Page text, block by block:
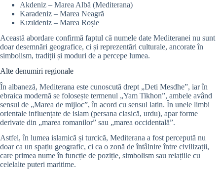
Akdeniz – Marea Albă (Mediterana)
Karadeniz – Marea Neagră
Kızıldeniz – Marea Roșie
Această abordare confirmă faptul că numele date Mediteranei nu sunt
doar desemnări geografice, ci și reprezentări culturale, ancorate în
simbolism, tradiții și moduri de a percepe lumea.
Alte denumiri regionale
În albaneză, Mediterana este cunoscută drept „Deti Mesdhe”, iar în
ebraica modernă se folosește termenul „Yam Tikhon”, ambele având
sensul de „Marea de mijloc”, în acord cu sensul latin. În unele limbi
orientale influențate de islam (persana clasică, urdu), apar forme
derivate din „marea romanilor” sau „marea occidentală”.
Astfel, în lumea islamică și turcică, Mediterana a fost percepută nu
doar ca un spațiu geografic, ci ca o zonă de întâlnire între civilizații,
care primea nume în funcție de poziție, simbolism sau relațiile cu
celelalte puteri maritime.